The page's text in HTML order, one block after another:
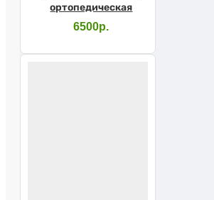
ортопедическая
6500р.